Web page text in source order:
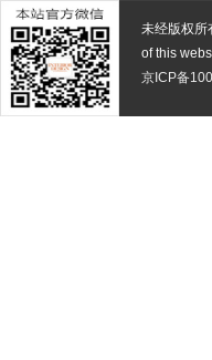
未经版权所
of this
京ICP备